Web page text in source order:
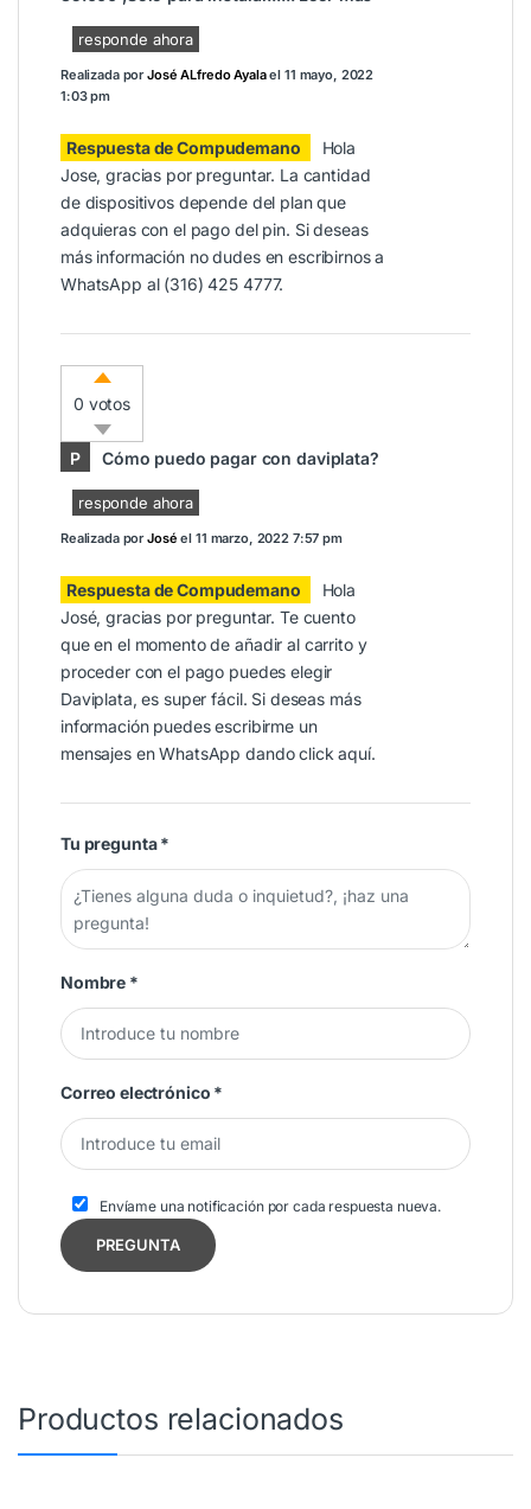
responde ahora
Realizada porJosé ALfredo Ayalael 11 mayo, 2022
1:03 pm
Respuesta de Compudemano
Hola
Jose, gracias por preguntar. La cantidad
de dispositivos depende del plan que
adquieras con el pago del pin. Si deseas
más información no dudes en escribirnos a
WhatsApp al (316) 425 4777.
0 votos
P Cómo puedo pagar con daviplata?
responde ahora
Realizada porJosé el 11 marzo, 2022 7:57 pm
Respuesta de Compudemano
Hola
José, gracias por preguntar. Te cuento
que en el momento de añadir al carrito y
proceder con el pago puedes elegir
Daviplata, es super fácil. Si deseas más
información puedes escribirme un
mensajes en WhatsApp dando clickaquí.
Tu pregunta*
Nombre *
Correo electrónico *
Envíame una notificación por cada respuesta nueva.
Productos relacionados